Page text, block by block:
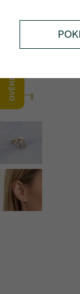
DIAMANTOVÉ